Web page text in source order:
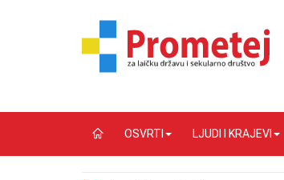
OSVRTI LJUDI I KRAJEVI